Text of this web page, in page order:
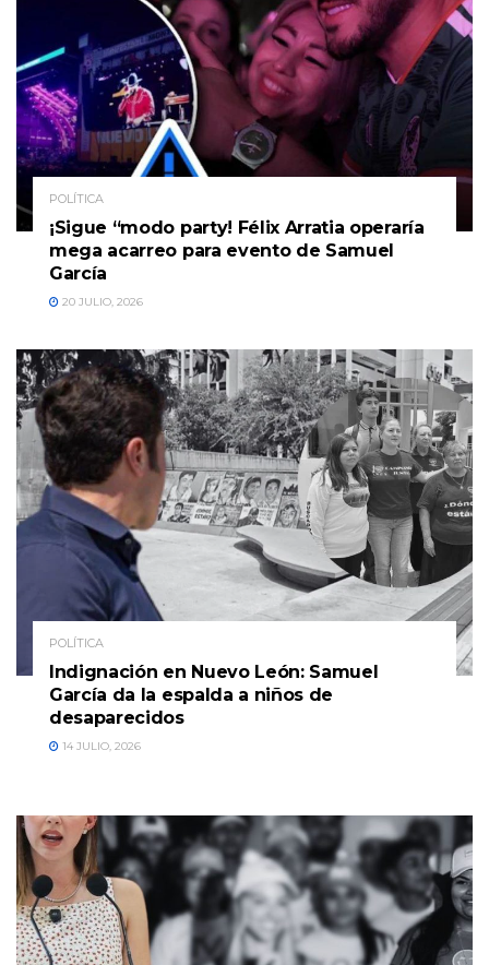
POLÍTICA
¡Sigue “modo party! Félix Arratia operaría
mega acarreo para evento de Samuel
García
20 JULIO, 2026
POLÍTICA
Indignación en Nuevo León: Samuel
García da la espalda a niños de
desaparecidos
14 JULIO, 2026